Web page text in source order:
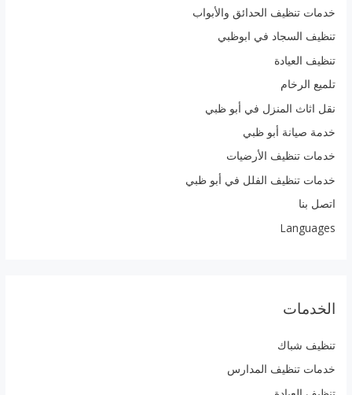
خدمات تنظيف الحدائق والأبواب
تنظيف السجاد في ابوظبي
تنظيف العيادة
تلميع الرخام
نقل اثاث المنزل في أبو ظبي
خدمة صيانة أبو ظبي
خدمات تنظيف الأرضيات
خدمات تنظيف الفلل في أبو ظبي
اتصل بنا
Languages
الخدمات
تنظيف شباك
خدمات تنظيف المدارس